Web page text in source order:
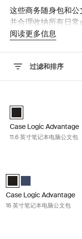
这些商务随身包和公
并合理收纳所有日常
阅读更多信息
过滤和排序
Case Logic Advantage
Case Logic Advantage
11.6 英寸笔记本电脑公文包
Case Logic Advantage
Case Logic
Case Logic Advantage
16 英寸笔记本电脑公文包